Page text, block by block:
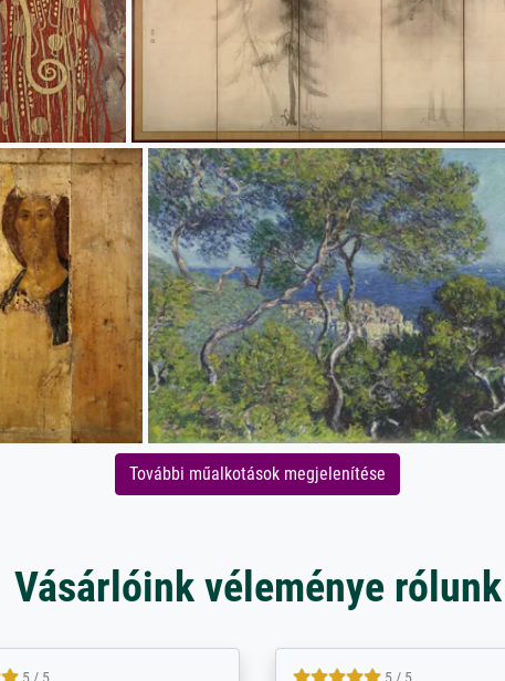
További műalkotások megjelenítése
Vásárlóink véleménye rólunk